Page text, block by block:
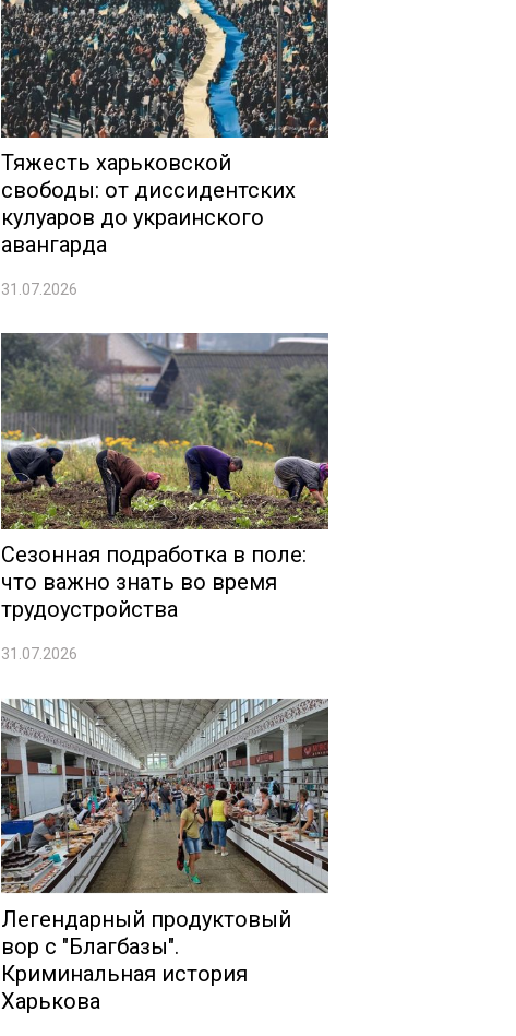
Тяжесть харьковской
свободы: от диссидентских
кулуаров до украинского
авангарда
31.07.2026
Сезонная подработка в поле:
что важно знать во время
трудоустройства
31.07.2026
Легендарный продуктовый
вор с "Благбазы".
Криминальная история
Харькова